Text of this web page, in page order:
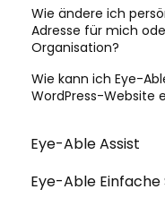
Wie ändere ich
Adresse für mich
Organisation?
Wie kann ich Eye-
WordPress-Website
Eye-Able Assist
Allgemeine
Eye-Able